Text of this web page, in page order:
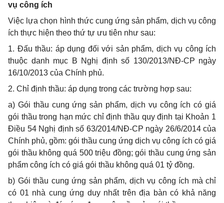
vụ công ích
Việc lựa chọn hình thức cung ứng sản phẩm, dịch vụ công
ích thực hiện theo thứ tự ưu tiên như sau:
1. Đấu thầu: áp dụng đối với sản phẩm, dịch vụ công ích
thuộc danh mục B Nghị định số 130/2013/NĐ-CP ngày
16/10/2013 của Chính phủ.
2. Chỉ định thầu: áp dụng trong các trường hợp sau:
a) Gói thầu cung ứng sản phẩm, dịch vụ công ích có giá
gói thầu trong hạn mức chỉ định thầu quy định tại Khoản 1
Điều 54 Nghị định số 63/2014/NĐ-CP ngày 26/6/2014 của
Chính phủ, gồm: gói thầu cung ứng dịch vụ công ích có giá
gói thầu không quá 500 triệu đồng; gói thầu cung ứng sản
phẩm công ích có giá gói thầu không quá 01 tỷ đồng.
b) Gói thầu cung ứng sản phẩm, dịch vụ công ích mà chỉ
có 01 nhà cung ứng duy nhất trên địa bàn có khả năng